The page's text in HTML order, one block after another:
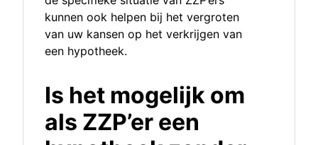
kunnen ook helpen bij het vergroten
van uw kansen op het verkrijgen van
een hypotheek.
Is het mogelijk om
als ZZP’er een